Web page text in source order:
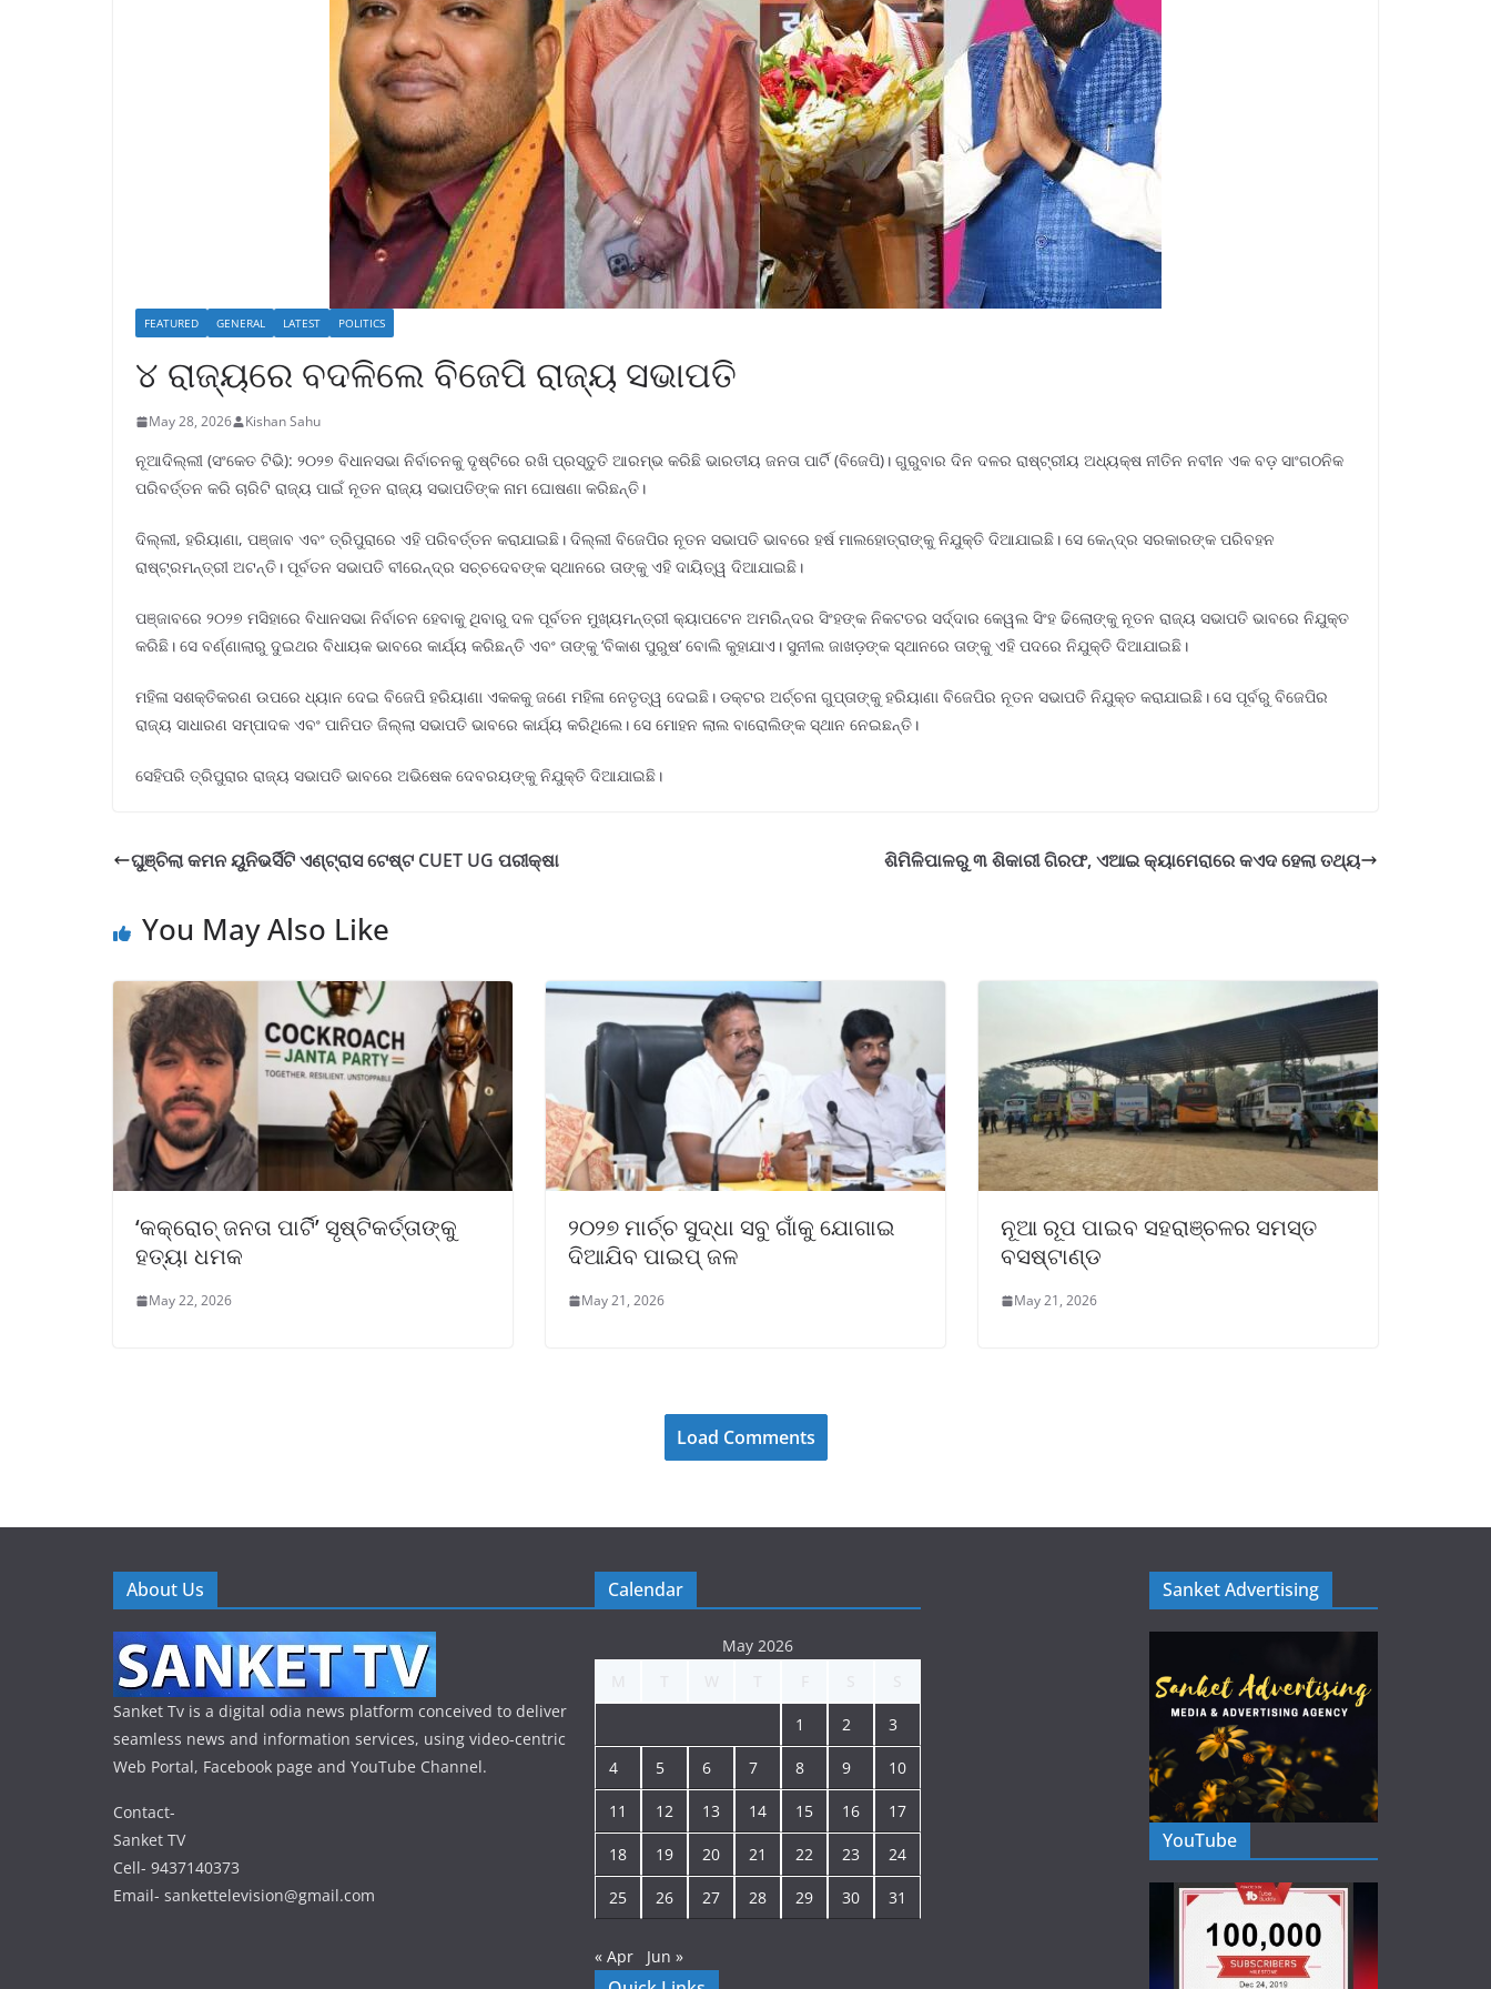
FEATURED GENERAL LATEST POLITICS
୪ ରାଜ୍ୟରେ ବଦଳିଲେ ବିଜେପି ରାଜ୍ୟ ସଭାପତି
May 28, 2026 Kishan Sahu
ନୂଆଦିଲ୍ଲୀ (ସଂକେତ ଟିଭି): ୨୦୨୭ ବିଧାନସଭା ନିର୍ବାଚନକୁ ଦୃଷ୍ଟିରେ ରଖି ପ୍ରସ୍ତୁତି ଆରମ୍ଭ କରିଛି ଭାରତୀୟ ଜନତା ପାର୍ଟି (ବିଜେପି)। ଗୁରୁବାର ଦିନ ଦଳର ରାଷ୍ଟ୍ରୀୟ ଅଧ୍ୟକ୍ଷ ନୀତିନ ନବୀନ ଏକ ବଡ଼ ସାଂଗଠନିକ
ପରିବର୍ତ୍ତନ କରି ଚାରିଟି ରାଜ୍ୟ ପାଇଁ ନୂତନ ରାଜ୍ୟ ସଭାପତିଙ୍କ ନାମ ଘୋଷଣା କରିଛନ୍ତି।
ଦିଲ୍ଲୀ, ହରିୟାଣା, ପଞ୍ଜାବ ଏବଂ ତ୍ରିପୁରାରେ ଏହି ପରିବର୍ତ୍ତନ କରାଯାଇଛି। ଦିଲ୍ଲୀ ବିଜେପିର ନୂତନ ସଭାପତି ଭାବରେ ହର୍ଷ ମାଲହୋତ୍ରାଙ୍କୁ ନିଯୁକ୍ତି ଦିଆଯାଇଛି। ସେ କେନ୍ଦ୍ର ସରକାରଙ୍କ ପରିବହନ
ରାଷ୍ଟ୍ରମନ୍ତ୍ରୀ ଅଟନ୍ତି। ପୂର୍ବତନ ସଭାପତି ବୀରେନ୍ଦ୍ର ସଚ୍ଚଦେବଙ୍କ ସ୍ଥାନରେ ତାଙ୍କୁ ଏହି ଦାୟିତ୍ୱ ଦିଆଯାଇଛି।
ପଞ୍ଜାବରେ ୨୦୨୭ ମସିହାରେ ବିଧାନସଭା ନିର୍ବାଚନ ହେବାକୁ ଥିବାରୁ ଦଳ ପୂର୍ବତନ ମୁଖ୍ୟମନ୍ତ୍ରୀ କ୍ୟାପଟେନ ଅମରିନ୍ଦର ସିଂହଙ୍କ ନିକଟତର ସର୍ଦ୍ଦାର କେୱଲ ସିଂହ ଢିଲୋଙ୍କୁ ନୂତନ ରାଜ୍ୟ ସଭାପତି ଭାବରେ ନିଯୁକ୍ତ
କରିଛି। ସେ ବର୍ଣ୍ଣାଲାରୁ ଦୁଇଥର ବିଧାୟକ ଭାବରେ କାର୍ଯ୍ୟ କରିଛନ୍ତି ଏବଂ ତାଙ୍କୁ ‘ବିକାଶ ପୁରୁଷ’ ବୋଲି କୁହାଯାଏ। ସୁନୀଲ ଜାଖଡ଼ଙ୍କ ସ୍ଥାନରେ ତାଙ୍କୁ ଏହି ପଦରେ ନିଯୁକ୍ତି ଦିଆଯାଇଛି।
ମହିଳା ସଶକ୍ତିକରଣ ଉପରେ ଧ୍ୟାନ ଦେଇ ବିଜେପି ହରିୟାଣା ଏକକକୁ ଜଣେ ମହିଳା ନେତୃତ୍ୱ ଦେଇଛି। ଡକ୍ଟର ଅର୍ଚ୍ଚନା ଗୁପ୍ତାଙ୍କୁ ହରିୟାଣା ବିଜେପିର ନୂତନ ସଭାପତି ନିଯୁକ୍ତ କରାଯାଇଛି। ସେ ପୂର୍ବରୁ ବିଜେପିର
ରାଜ୍ୟ ସାଧାରଣ ସମ୍ପାଦକ ଏବଂ ପାନିପତ ଜିଲ୍ଲା ସଭାପତି ଭାବରେ କାର୍ଯ୍ୟ କରିଥିଲେ। ସେ ମୋହନ ଲାଲ ବାରୋଲିଙ୍କ ସ୍ଥାନ ନେଇଛନ୍ତି।
ସେହିପରି ତ୍ରିପୁରାର ରାଜ୍ୟ ସଭାପତି ଭାବରେ ଅଭିଷେକ ଦେବରୟଙ୍କୁ ନିଯୁକ୍ତି ଦିଆଯାଇଛି।
ଘୁଞ୍ଚିଲା କମନ ୟୁନିଭର୍ସିଟି ଏଣ୍ଟ୍ରାସ ଟେଷ୍ଟ CUET UG ପରୀକ୍ଷା ଶିମିଳିପାଳରୁ ୩ ଶିକାରୀ ଗିରଫ, ଏଆଇ କ୍ୟାମେରାରେ କଏଦ ହେଲା ତଥ୍ୟ
You May Also Like
‘କକ୍ରୋଚ୍ ଜନତା ପାର୍ଟି’ ସୃଷ୍ଟିକର୍ତ୍ତାଙ୍କୁ
ହତ୍ୟା ଧମକ
May 22, 2026
୨୦୨୭ ମାର୍ଚ୍ଚ ସୁଦ୍ଧା ସବୁ ଗାଁକୁ ଯୋଗାଇ
ଦିଆଯିବ ପାଇପ୍ ଜଳ
May 21, 2026
ନୂଆ ରୂପ ପାଇବ ସହରାଞ୍ଚଳର ସମସ୍ତ
ବସଷ୍ଟାଣ୍ଡ
May 21, 2026
Load Comments
About Us
Sanket Tv is a digital odia news platform conceived to deliver
seamless news and information services, using video-centric
Web Portal, Facebook page and YouTube Channel.
Contact-
Sanket TV
Cell- 9437140373
Email- sankettelevision@gmail.com
Calendar
May 2026
1 2 3
4 5 6 7 8 9 10
11 12 13 14 15 16 17
18 19 20 21 22 23 24
25 26 27 28 29 30 31
« Apr Jun »
Sanket Advertising
YouTube